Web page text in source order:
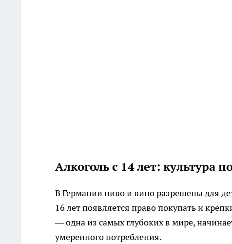
Алкоголь с 14 лет: культура
В Германии пиво и вино разрешены для
16 лет появляется право покупать и
— одна из самых глубоких в мире,
умеренного потребления.